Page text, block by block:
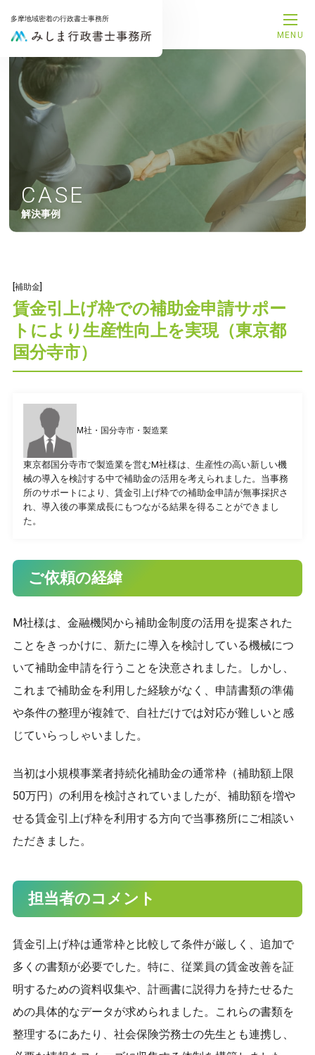
多摩地域密着の行政書士事務所
MENU
CASE
解決事例
[補助金]
賃金引上げ枠での補助金申請サポー
トにより生産性向上を実現（東京都
国分寺市）
M社・国分寺市・製造業
東京都国分寺市で製造業を営むM社様は、生産性の高い新しい機
械の導入を検討する中で補助金の活用を考えられました。当事務
所のサポートにより、賃金引上げ枠での補助金申請が無事採択さ
れ、導入後の事業成長にもつながる結果を得ることができまし
た。
ご依頼の経緯
M社様は、金融機関から補助金制度の活用を提案された
ことをきっかけに、新たに導入を検討している機械につ
いて補助金申請を行うことを決意されました。しかし、
これまで補助金を利用した経験がなく、申請書類の準備
や条件の整理が複雑で、自社だけでは対応が難しいと感
じていらっしゃいました。
当初は小規模事業者持続化補助金の通常枠（補助額上限
50万円）の利用を検討されていましたが、補助額を増や
せる賃金引上げ枠を利用する方向で当事務所にご相談い
ただきました。
担当者のコメント
賃金引上げ枠は通常枠と比較して条件が厳しく、追加で
多くの書類が必要でした。特に、従業員の賃金改善を証
明するための資料収集や、計画書に説得力を持たせるた
めの具体的なデータが求められました。これらの書類を
整理するにあたり、社会保険労務士の先生とも連携し、
トップページ
事務所案内
代表プロフィール
サービス一覧
解決事例
お知らせ
お問合せ
サービスメニュー
補助金申請サポート
遺言書作成サポート
後見手続きサポート
プライバシーポリシー
CONTACT
お問合せ
ご質問やご相談がございましたら、お気軽にお問合せく
ださい。
042-452-5423
9時～18時（土日祝日は定休日）